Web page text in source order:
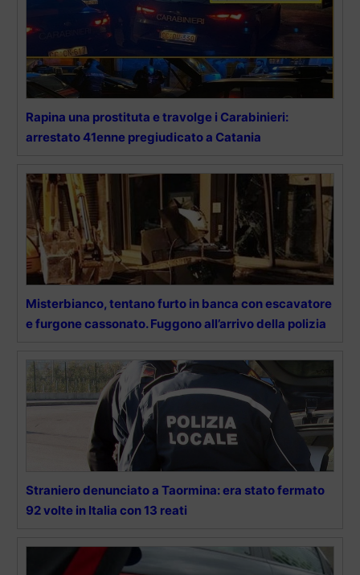
Rapina una prostituta e travolge i Carabinieri:
arrestato 41enne pregiudicato a Catania
Misterbianco, tentano furto in banca con escavatore
e furgone cassonato. Fuggono all’arrivo della polizia
Straniero denunciato a Taormina: era stato fermato
92 volte in Italia con 13 reati